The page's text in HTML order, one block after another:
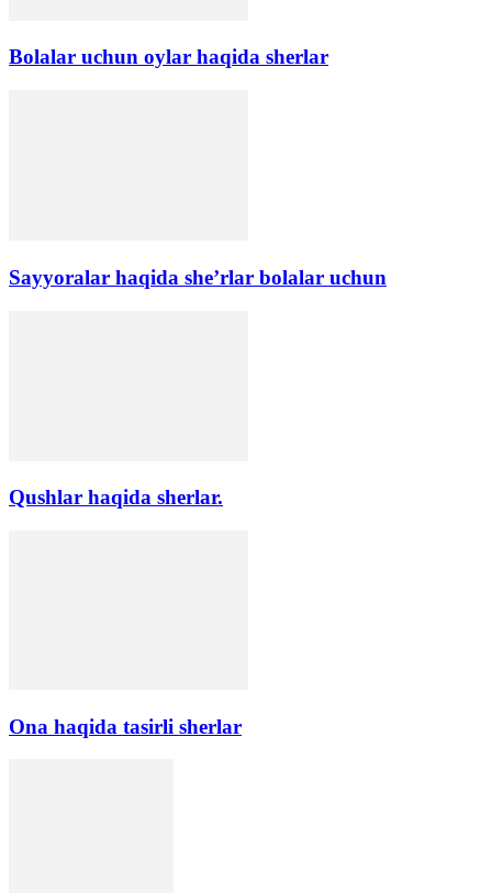
Bolalar uchun oylar haqida sherlar
Sayyoralar haqida she’rlar bolalar uchun
Qushlar haqida sherlar.
Ona haqida tasirli sherlar